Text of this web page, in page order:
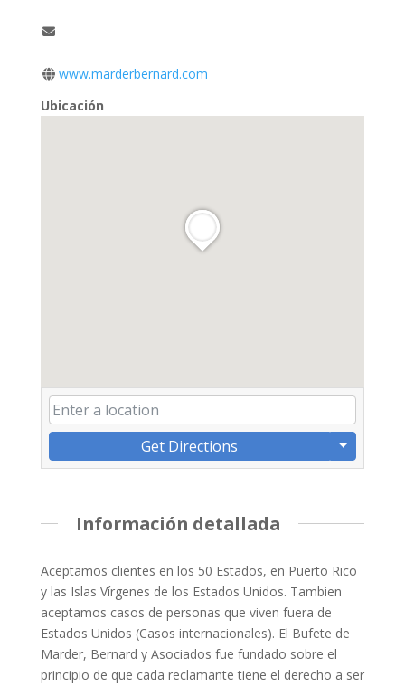
www.marderbernard.com
Ubicación
Get Directions
Información detallada
Aceptamos clientes en los 50 Estados, en Puerto Rico
y las Islas Vírgenes de los Estados Unidos. Tambien
aceptamos casos de personas que viven fuera de
Estados Unidos (Casos internacionales). El Bufete de
Marder, Bernard y Asociados fue fundado sobre el
principio de que cada reclamante tiene el derecho a ser